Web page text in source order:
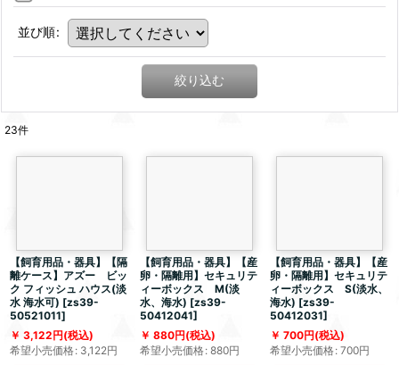
並び順:
絞り込む
23件
【飼育用品・器具】【隔
離ケース】アズー ビッ
ク フィッシュ ハウス(淡
水 海水可) [zs39-
50521011]
3,122円(税込)
希望小売価格: 3,122円
【飼育用品・器具】【産
卵・隔離用】セキュリテ
ィーボックス M(淡
水、海水) [zs39-
50412041]
880円(税込)
希望小売価格: 880円
【飼育用品・器具】【産
卵・隔離用】セキュリテ
ィーボックス S(淡水、
海水) [zs39-
50412031]
700円(税込)
希望小売価格: 700円